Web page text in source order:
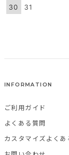
30
31
INFORMATION
ご利用ガイド
よくある質問
カスタマイズよくあ